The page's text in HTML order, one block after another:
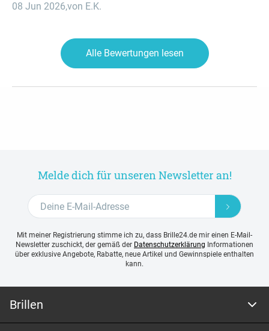
08 Jun 2026,von E.K.
Alle Bewertungen lesen
Melde dich für unseren Newsletter an!
Mit meiner Registrierung stimme ich zu, dass Brille24.de mir einen E-Mail-
Newsletter zuschickt, der gemäß der Datenschutzerklärung Informationen
über exklusive Angebote, Rabatte, neue Artikel und Gewinnspiele enthalten
kann.
Brillen